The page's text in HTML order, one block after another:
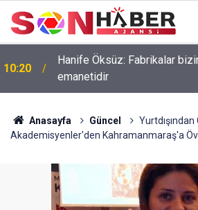
10:20
Hanife Öksüz: Fabrikalar
emanetidir
Anasayfa Güncel
Yurtdışından
Akademisyenler'den Kahramanmaraş'a